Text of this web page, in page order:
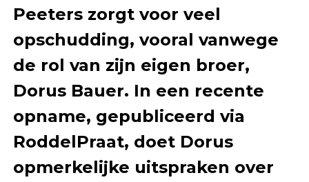
Peeters zorgt voor veel
opschudding, vooral vanwege
de rol van zijn eigen broer,
Dorus Bauer. In een recente
opname, gepubliceerd via
RoddelPraat, doet Dorus
opmerkelijke uitspraken over